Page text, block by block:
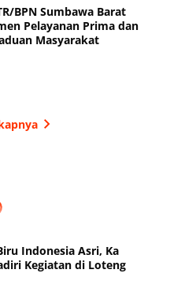
BPN Sumbawa Barat
Pelayanan Prima dan
Masyarakat
Indonesia Asri, Ka
Kegiatan di Loteng